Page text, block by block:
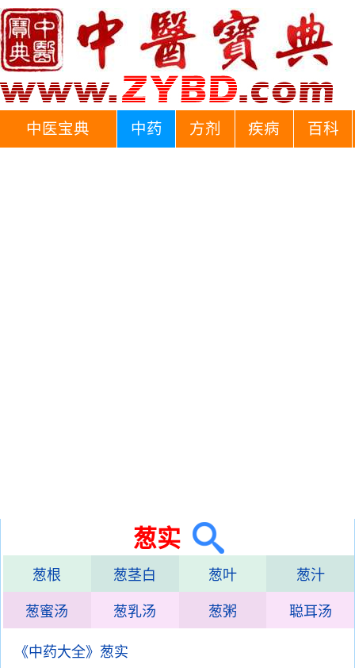
中医宝典 中药 方剂 疾病 百科
葱实
葱根 葱茎白 葱叶 葱汁
葱蜜汤 葱乳汤 葱粥 聪耳汤
《中药大全》葱实